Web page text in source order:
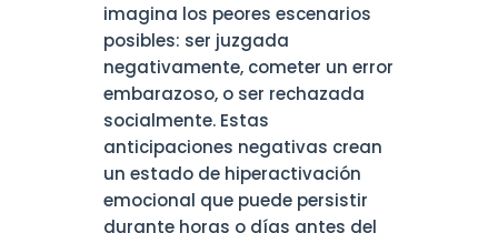
imagina los peores escenarios
posibles: ser juzgada
negativamente, cometer un error
embarazoso, o ser rechazada
socialmente. Estas
anticipaciones negativas crean
un estado de hiperactivación
emocional que puede persistir
durante horas o días antes del